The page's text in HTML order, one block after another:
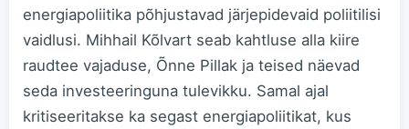
energiapoliitika põhjustavad järjepidevaid poliitilisi
vaidlusi. Mihhail Kõlvart seab kahtluse alla kiire
raudtee vajaduse, Õnne Pillak ja teised näevad
seda investeeringuna tulevikku. Samal ajal
kritiseeritakse ka segast energiapoliitikat, kus